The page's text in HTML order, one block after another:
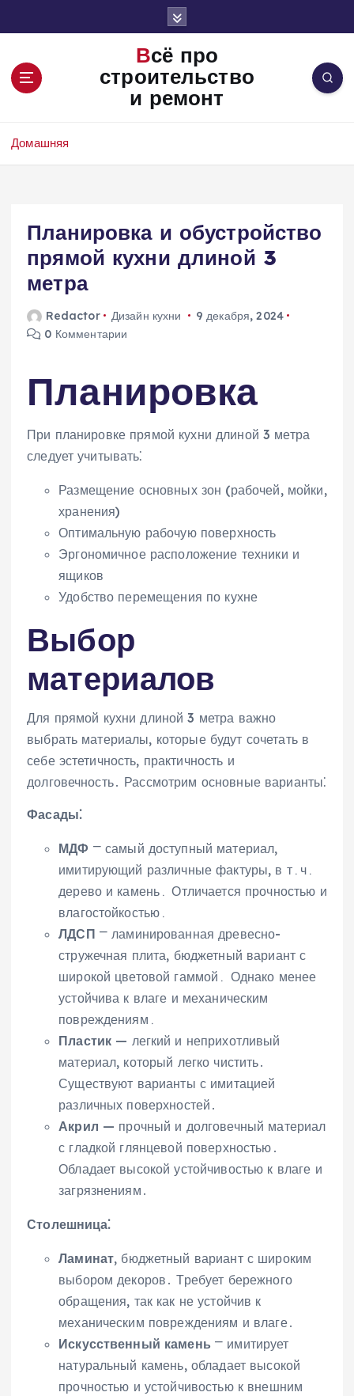
Всё про
строительство
и ремонт
Домашняя
Планировка и обустройство
прямой кухни длиной 3
метра
Redactor Дизайн кухни
9 декабря, 2024
0 Комментарии
Планировка
При планировке прямой кухни длиной 3 метра
следует учитывать⁚
Размещение основных зон (рабочей‚ мойки‚
хранения)
Оптимальную рабочую поверхность
Эргономичное расположение техники и
ящиков
Удобство перемещения по кухне
Выбор
материалов
Для прямой кухни длиной 3 метра важно
выбрать материалы‚ которые будут сочетать в
себе эстетичность‚ практичность и
долговечность․ Рассмотрим основные варианты⁚
Фасады⁚
МДФ ⎻ самый доступный материал‚
имитирующий различные фактуры‚ в т․ч․
дерево и камень․ Отличается прочностью и
влагостойкостью․
ЛДСП ⎻ ламинированная древесно-
стружечная плита‚ бюджетный вариант с
широкой цветовой гаммой․ Однако менее
устойчива к влаге и механическим
повреждениям․
Пластик — легкий и неприхотливый
материал‚ который легко чистить․
Существуют варианты с имитацией
различных поверхностей․
Акрил — прочный и долговечный материал
с гладкой глянцевой поверхностью․
Обладает высокой устойчивостью к влаге и
загрязнениям․
Столешница⁚
Ламинат, бюджетный вариант с широким
выбором декоров․ Требует бережного
обращения‚ так как не устойчив к
механическим повреждениям и влаге․
Искусственный камень ⎻ имитирует
натуральный камень‚ обладает высокой
прочностью и устойчивостью к внешним